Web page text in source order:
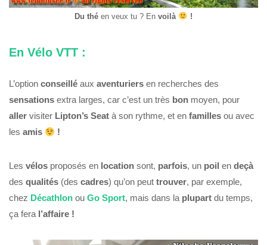
Du thé en veux tu ? Envoilà !
En Vélo VTT :
L’option conseillé aux aventuriers en recherches des
sensations extra larges, car c’est un très bon moyen, pour
aller visiter Lipton’s Seat à son rythme, et en familles ou avec
les amis !
Les vélos proposés en location sont, parfois, un poil en deçà
des qualités (des cadres) qu’on peut trouver, par exemple,
chez Décathlon ou Go Sport, mais dans la plupart du temps,
ça fera l’affaire !